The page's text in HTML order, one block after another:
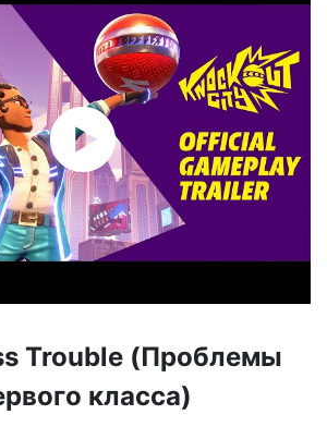
Trouble (Проблемы
класса)